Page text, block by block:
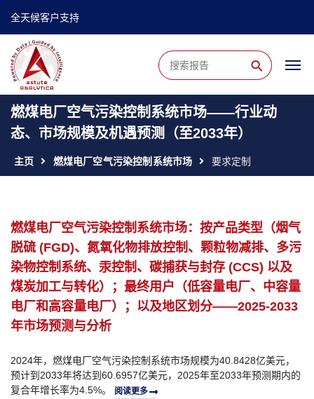
全天候客户支持
⚲
燃煤电厂空气污染控制系统市场——行业动
态、市场规模及机遇预测（至2033年）
主页 燃煤电厂空气污染控制系统市场 要求定制
燃煤电厂空气污染控制系统市场：按产品类型（烟气
脱硫 (FGD)、氮氧化物排放控制、颗粒物减排、多污
染物控制系统、汞控制、碳捕获与封存 (CCS) 以及
煤炭加工与转化）；最终用户（低容量电厂、中容量
电厂和高容量电厂）；以及地区划分——2025-2033
年市场预测与分析
2024年，燃煤电厂空气污染控制系统市场规模为40.8428亿美元，
预计到2033年将达到60.6957亿美元，2025年至2033年预测期内的
复合年增长率为4.5%。
阅读更多